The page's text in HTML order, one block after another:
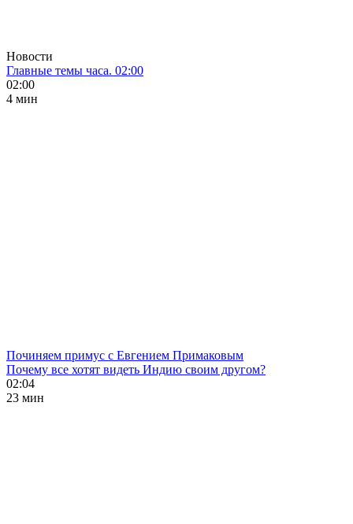
Новости
Главные темы часа. 02:00
02:00
4 мин
Починяем примус с Евгением Примаковым
Почему все хотят видеть Индию своим другом?
02:04
23 мин